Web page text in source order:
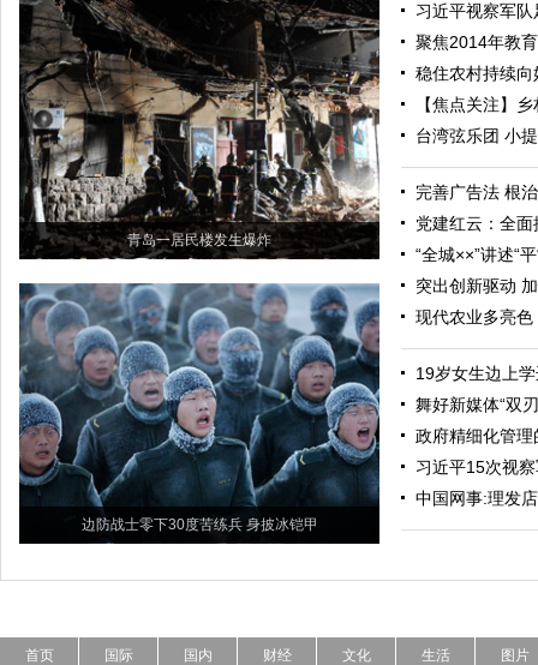
青岛一居民楼发生爆炸
边防战士零下30度苦练兵 身披冰铠甲
习近平视察军
聚焦2014年教
稳住农村持续向
【焦点关注】
台湾弦乐团 小
完善广告法 根
党建红云：全
“全城××”讲述“
突出创新驱动
现代农业多亮色
19岁女生边上
舞好新媒体“双
政府精细化管理
习近平15次视
中国网事:理发
首页 国际 国内 财经 文化 生活 图片